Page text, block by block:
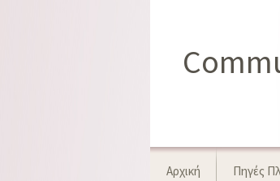
Αρχική Πηγές